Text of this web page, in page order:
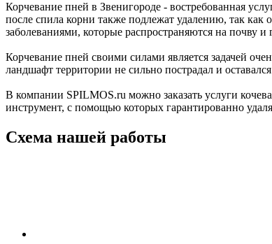
Корчевание пней в Звенигороде - востребованная
после спила корни также подлежат удалению, так
заболеваниями, которые распространяются на почву и
Корчевание пней своими силами является задачей
ландшафт территории не сильно пострадал и
В компании SPILMOS.ru можно заказать услуги
инструмент, с помощью которых гарантированно
Схема нашей работы